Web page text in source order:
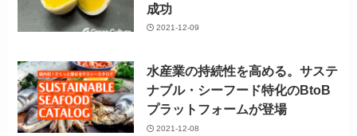
成功
2021-12-09
水産業の持続性を高める。サステ
ナブル・シーフード特化のBtoB
プラットフォームが登場
2021-12-08